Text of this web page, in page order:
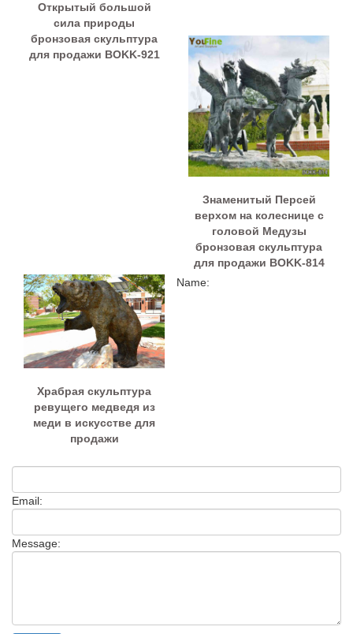
Открытый большой
сила природы
бронзовая скульптура
для продажи BOKK-921
Знаменитый Персей
верхом на колеснице с
головой Медузы
бронзовая скульптура
для продажи BOKK-814
Храбрая скульптура
ревущего медведя из
меди в искусстве для
продажи
Name:
Email:
Message: